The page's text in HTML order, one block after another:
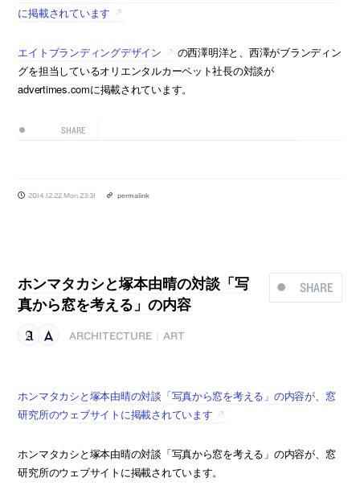
に掲載されています
エイトブランディングデザイン
の西澤明洋と、西澤がブランディン
グを担当しているオリエンタルカーペット社長の対談が
advertimes.comに掲載されています。
SHARE
2014.12.22 Mon 23:31 permalink
SHARE
ホンマタカシと塚本由晴の対談「写
真から窓を考える」の内容
ARCHITECTURE ART
ホンマタカシと塚本由晴の対談「写真から窓を考える」の内容が、窓
研究所のウェブサイトに掲載されています
ホンマタカシと塚本由晴の対談「写真から窓を考える」の内容が、窓
研究所のウェブサイトに掲載されています。